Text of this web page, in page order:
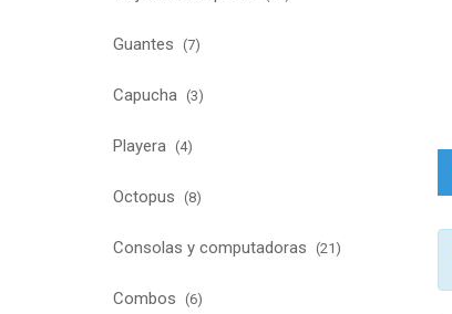
Guantes (7)
Capucha (3)
Playera (4)
Octopus (8)
Consolas y computadoras (21)
Combos (6)